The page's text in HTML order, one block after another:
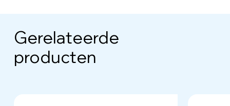
Gerelateerde
producten